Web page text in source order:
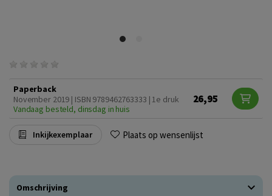
Paperback
November 2019 | ISBN 9789462763333 | 1e druk
Vandaag besteld, dinsdag in huis
26,95
Inkijkexemplaar Plaats op wensenlijst
Omschrijving